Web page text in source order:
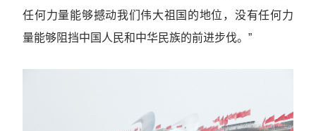
任何力量能够撼动我们伟大祖国的地位，没有任何力
量能够阻挡中国人民和中华民族的前进步伐。”